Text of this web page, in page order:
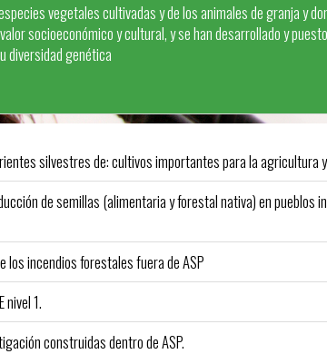
vegetales cultivadas y de los animales de granja y
socioeconómico y cultural, y se han desarrollado y
diversidad genética
silvestres de: cultivos importantes para la agricultura
de semillas (alimentaria y forestal nativa) en pueblos
los incendios forestales fuera de ASP
1.
construidas dentro de ASP.